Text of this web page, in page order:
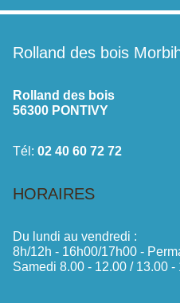
Rolland des bois
Rolland des bois
56300 PONTIVY
Tél: 02 40 60 72 72
HORAIRES
Du lundi au vendredi :
8h/12h - 16h00/17h00 -
Samedi 8.00 - 12.00 / 13.00 -